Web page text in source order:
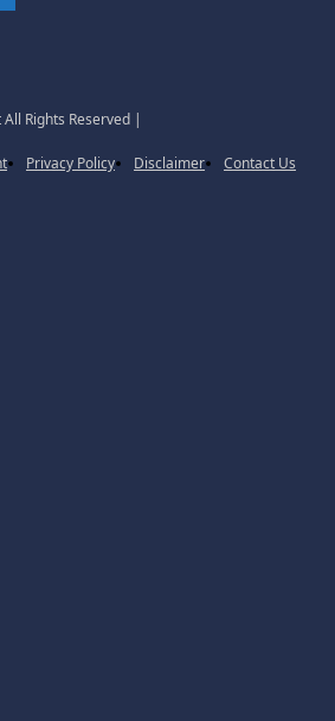
Rights Reserved |
Privacy Policy Disclaimer Contact Us